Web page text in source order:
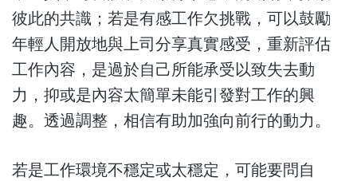
彼此的共識；若是有感工作欠挑戰，可以鼓勵
年輕人開放地與上司分享真實感受，重新評估
工作內容，是過於自己所能承受以致失去動
力，抑或是內容太簡單未能引發對工作的興
趣。透過調整，相信有助加強向前行的動力。
若是工作環境不穩定或太穩定，可能要問自